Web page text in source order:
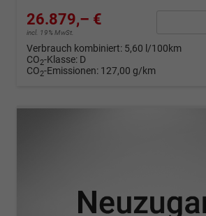
26.879,– €
incl. 19% MwSt.
Verbrauch kombiniert: 5,60 l/100km
CO2-Klasse: D
CO2-Emissionen: 127,00 g/km